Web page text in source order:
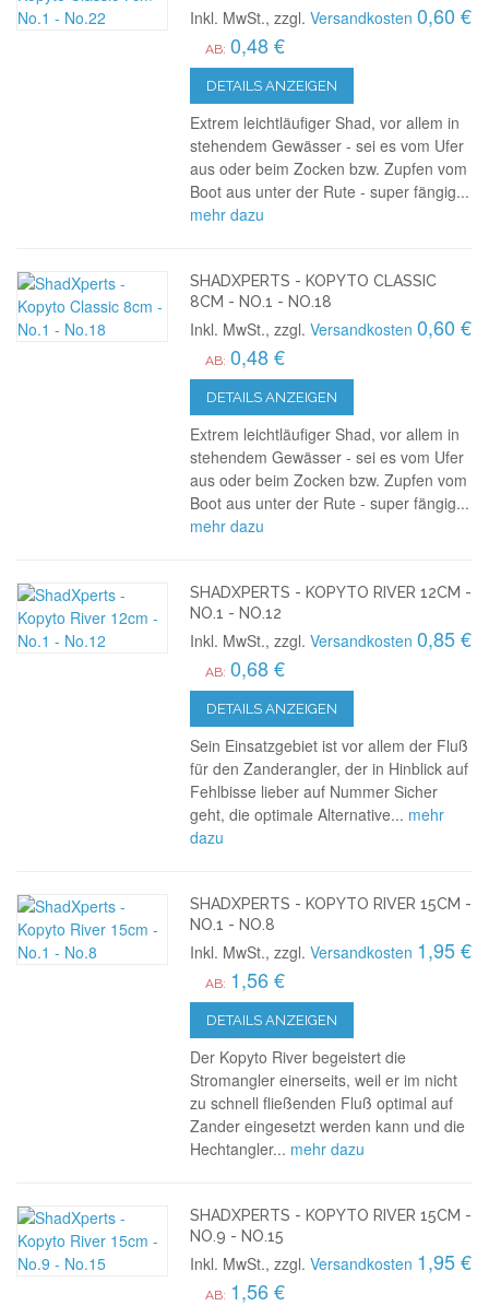
Inkl. MwSt., zzgl.Versandkosten 0,60 €
AB: 0,48 €
DETAILS ANZEIGEN
Extrem leichtläufiger Shad, vor allem in
stehendem Gewässer - sei es vom Ufer
aus oder beim Zocken bzw. Zupfen vom
Boot aus unter der Rute - super fängig...
mehr dazu
SHADXPERTS - KOPYTO CLASSIC
8CM - NO.1 - NO.18
Inkl. MwSt., zzgl.Versandkosten 0,60 €
AB: 0,48 €
DETAILS ANZEIGEN
Extrem leichtläufiger Shad, vor allem in
stehendem Gewässer - sei es vom Ufer
aus oder beim Zocken bzw. Zupfen vom
Boot aus unter der Rute - super fängig...
mehr dazu
SHADXPERTS - KOPYTO RIVER 12CM -
NO.1 - NO.12
Inkl. MwSt., zzgl.Versandkosten 0,85 €
AB: 0,68 €
DETAILS ANZEIGEN
Sein Einsatzgebiet ist vor allem der Fluß
für den Zanderangler, der in Hinblick auf
Fehlbisse lieber auf Nummer Sicher
geht, die optimale Alternative... mehr
dazu
SHADXPERTS - KOPYTO RIVER 15CM -
NO.1 - NO.8
Inkl. MwSt., zzgl.Versandkosten 1,95 €
AB: 1,56 €
DETAILS ANZEIGEN
Der Kopyto River begeistert die
Stromangler einerseits, weil er im nicht
zu schnell fließenden Fluß optimal auf
Zander eingesetzt werden kann und die
Hechtangler... mehr dazu
SHADXPERTS - KOPYTO RIVER 15CM -
NO.9 - NO.15
Inkl. MwSt., zzgl.Versandkosten 1,95 €
AB: 1,56 €